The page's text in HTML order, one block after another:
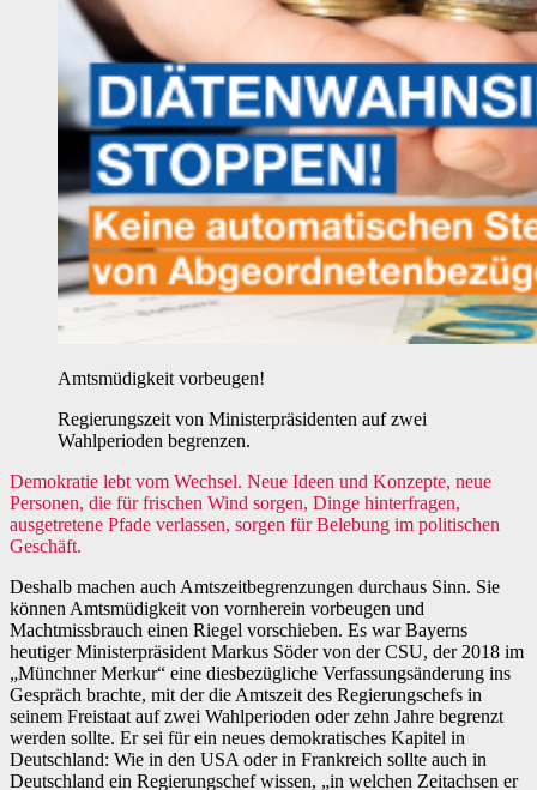
Amtsmüdigkeit vorbeugen!
Regierungszeit von Ministerpräsidenten auf zwei
Wahlperioden begrenzen.
Demokratie lebt vom Wechsel. Neue Ideen und Konzepte, neue
Personen, die für frischen Wind sorgen, Dinge hinterfragen,
ausgetretene Pfade verlassen, sorgen für Belebung im politischen
Geschäft.
Deshalb machen auch Amtszeitbegrenzungen durchaus Sinn. Sie
können Amtsmüdigkeit von vornherein vorbeugen und
Machtmissbrauch einen Riegel vorschieben. Es war Bayerns
heutiger Ministerpräsident Markus Söder von der CSU, der 2018 im
„Münchner Merkur“ eine diesbezügliche Verfassungsänderung ins
Gespräch brachte, mit der die Amtszeit des Regierungschefs in
seinem Freistaat auf zwei Wahlperioden oder zehn Jahre begrenzt
werden sollte. Er sei für ein neues demokratisches Kapitel in
Deutschland: Wie in den USA oder in Frankreich sollte auch in
Deutschland ein Regierungschef wissen, „in welchen Zeitachsen er